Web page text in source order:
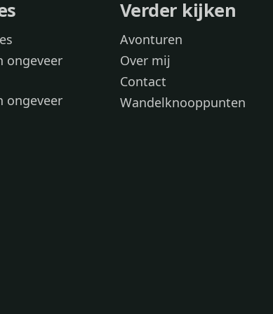
ongeveer
ongeveer
Verder kijken
Avonturen
Over mij
Contact
Wandelknooppunten